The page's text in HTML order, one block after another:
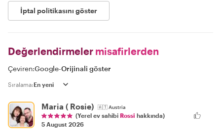
İptal politikasını göster
Değerlendirmeler misafirlerden
Çeviren:Google-Orijinali göster
Sıralama:
Maria ( Rosie) 🇦🇹Austria
(Yerel ev sahibi Rossi hakkında)
5 August 2026